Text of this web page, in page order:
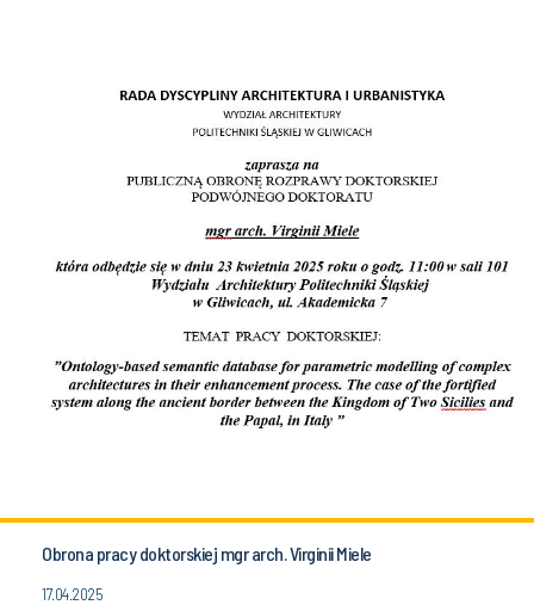
Obrona pracy doktorskiej mgr arch. Virginii Miele
17.04.2025